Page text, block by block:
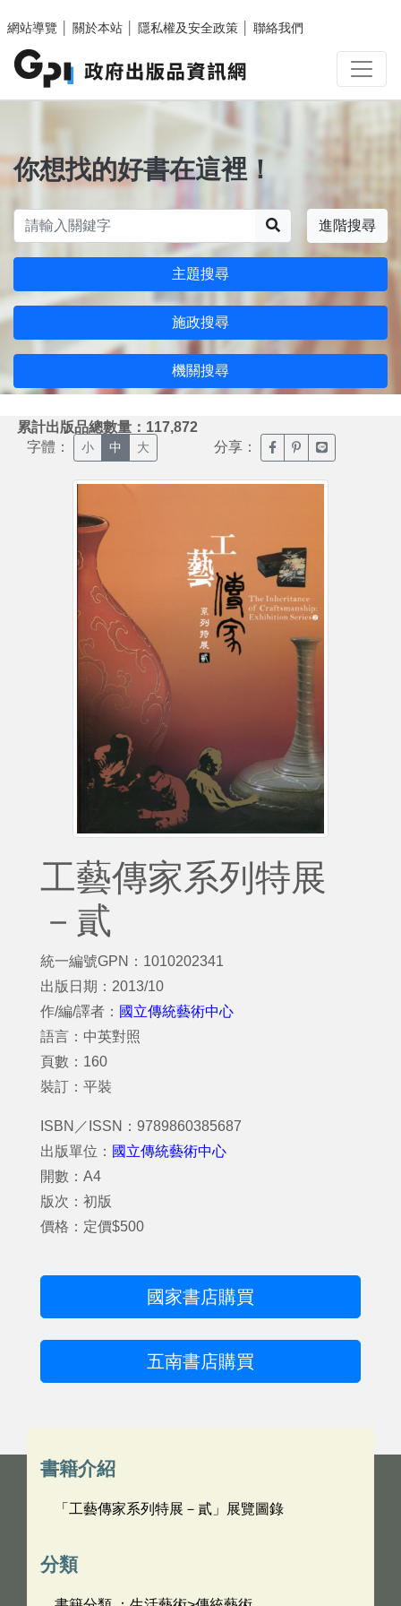
網站導覽
關於本站 隱私權及安全政策 聯絡我們
你想找的好書在這裡！
進階搜尋
主題搜尋
施政搜尋
機關搜尋
累計出版品總數量：117,872
字體： 小 中 大 分享： 臉書分享(另開新視窗)
噗浪分享(另開新
Line分享(另
工藝傳家系列特展
－貳
統一編號GPN：1010202341
出版日期：2013/10
作/編/譯者： 國立傳統藝術中心
語言：中英對照
頁數：160
裝訂：平裝
ISBN／ISSN：9789860385687
出版單位： 國立傳統藝術中心
開數：A4
版次：初版
價格：定價$500
國家書店購買
五南書店購買
書籍介紹
「工藝傳家系列特展－貳」展覽圖錄
分類